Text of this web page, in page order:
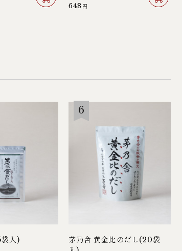
648 円
入)
茅乃舎 黄金比のだし(20袋